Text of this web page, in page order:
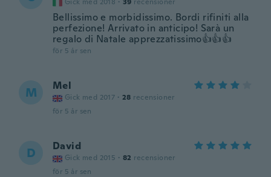
Bellissimo e morbidissimo. Bordi rifiniti alla
perfezione! Arrivato in anticipo! Sarà un
regalo di Natale apprezzatissimo👍👍👍
för 5 år sen
M Mel
Gick med 2017 · 28 recensioner
för 5 år sen
D David
Gick med 2015 · 82 recensioner
för 5 år sen